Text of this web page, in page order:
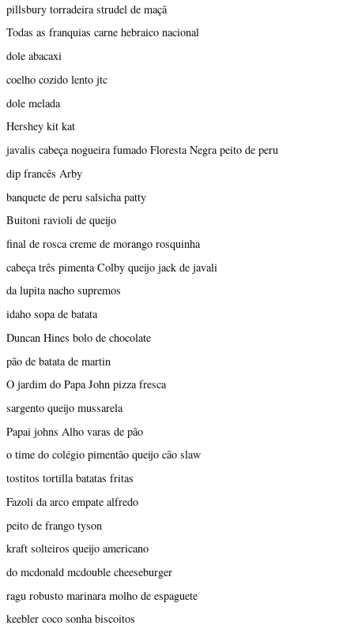
pillsbury torradeira strudel de maçã
Todas as franquias carne hebraico nacional
dole abacaxi
coelho cozido lento jtc
dole melada
Hershey kit kat
javalis cabeça nogueira fumado Floresta Negra peito de peru
dip francês Arby
banquete de peru salsicha patty
Buitoni ravioli de queijo
final de rosca creme de morango rosquinha
cabeça três pimenta Colby queijo jack de javali
da lupita nacho supremos
idaho sopa de batata
Duncan Hines bolo de chocolate
pão de batata de martin
O jardim do Papa John pizza fresca
sargento queijo mussarela
Papai johns Alho varas de pão
o time do colégio pimentão queijo cão slaw
tostitos tortilla batatas fritas
Fazoli da arco empate alfredo
peito de frango tyson
kraft solteiros queijo americano
do mcdonald mcdouble cheeseburger
ragu robusto marinara molho de espaguete
keebler coco sonha biscoitos